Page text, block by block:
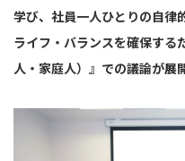
学び、社員一人ひとりの自律
ライフ・バランスを確保する
人・家庭人）』での議論が展